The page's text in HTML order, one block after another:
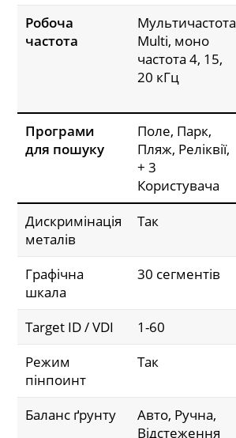
Робоча
частота
Мультичастота
Multi, моно
частота 4, 15,
20 кГц
Програми
для пошуку
Поле, Парк,
Пляж, Реліквії,
+ 3
Користувача
Дискримінація
металів
Так
Графічна
шкала
30 сегментів
Target ID / VDI 1-60
Режим
пінпоинт
Так
Баланс ґрунту
Авто, Ручна,
Відстеження